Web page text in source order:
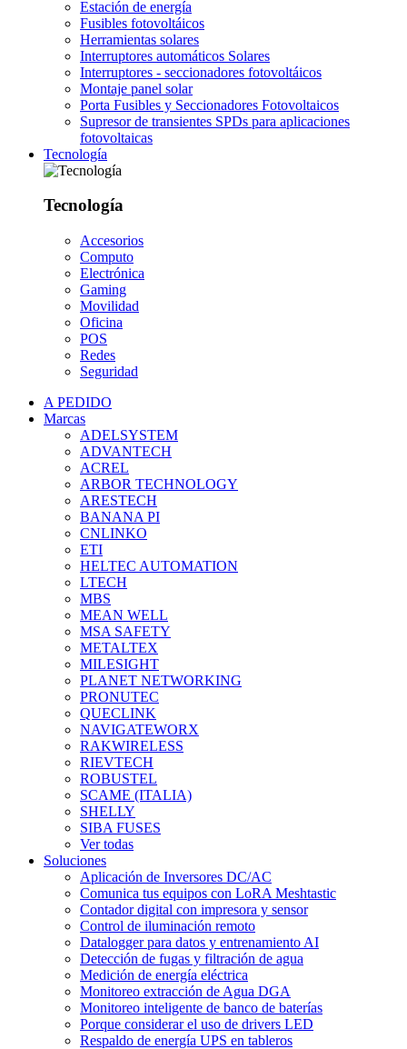
Estación de energía
Fusibles fotovoltáicos
Herramientas solares
Interruptores automáticos Solares
Interruptores - seccionadores fotovoltáicos
Montaje panel solar
Porta Fusibles y Seccionadores Fotovoltaicos
Supresor de transientes SPDs para aplicaciones
fotovoltaicas
Tecnología
Tecnología
Accesorios
Computo
Electrónica
Gaming
Movilidad
Oficina
POS
Redes
Seguridad
A PEDIDO
Marcas
ADELSYSTEM
ADVANTECH
ACREL
ARBOR TECHNOLOGY
ARESTECH
BANANA PI
CNLINKO
ETI
HELTEC AUTOMATION
LTECH
MBS
MEAN WELL
MSA SAFETY
METALTEX
MILESIGHT
PLANET NETWORKING
PRONUTEC
QUECLINK
NAVIGATEWORX
RAKWIRELESS
RIEVTECH
ROBUSTEL
SCAME (ITALIA)
SHELLY
SIBA FUSES
Ver todas
Soluciones
Aplicación de Inversores DC/AC
Comunica tus equipos con LoRA Meshtastic
Contador digital con impresora y sensor
Control de iluminación remoto
Datalogger para datos y entrenamiento AI
Detección de fugas y filtración de agua
Medición de energía eléctrica
Monitoreo extracción de Agua DGA
Monitoreo inteligente de banco de baterías
Porque considerar el uso de drivers LED
Respaldo de energía UPS en tableros